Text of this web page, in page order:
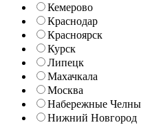
Кемерово
Краснодар
Красноярск
Курск
Липецк
Махачкала
Москва
Набережные Челны
Нижний Новгород